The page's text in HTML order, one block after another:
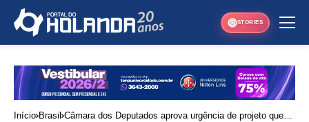
STORIES
Início Brasil Câmara dos Deputados aprova urgência de projeto que